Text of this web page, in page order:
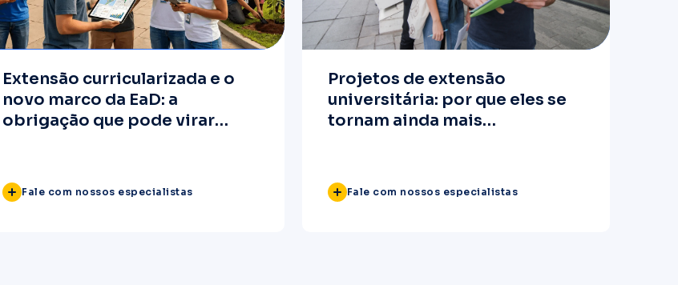
Extensão curricularizada e o
novo marco da EaD: a
obrigação que pode virar
Fale com nossos especialistas
Projetos de extensão
universitária: por que eles se
tornam ainda mais
Superior no EaD?
Fale com nossos especialistas